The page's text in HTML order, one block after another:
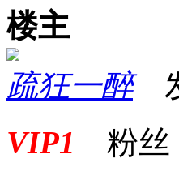
楼主
疏狂一醉发
VIP1 粉丝